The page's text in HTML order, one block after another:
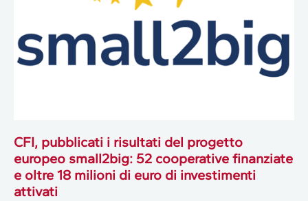
CFI, pubblicati i risultati del progetto
europeo small2big: 52 cooperative finanziate
e oltre 18 milioni di euro di investimenti
attivati